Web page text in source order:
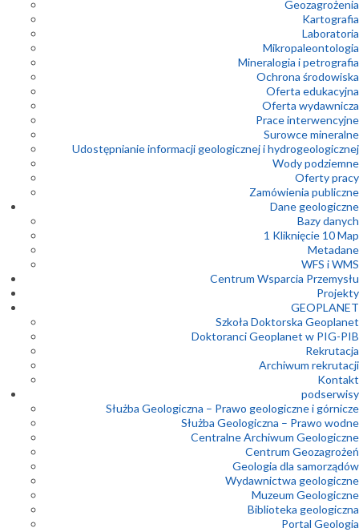
Geozagrożenia
Kartografia
Laboratoria
Mikropaleontologia
Mineralogia i petrografia
Ochrona środowiska
Oferta edukacyjna
Oferta wydawnicza
Prace interwencyjne
Surowce mineralne
Udostępnianie informacji geologicznej i hydrogeologicznej
Wody podziemne
Oferty pracy
Zamówienia publiczne
Dane geologiczne
Bazy danych
1 Kliknięcie 10 Map
Metadane
WFS i WMS
Centrum Wsparcia Przemysłu
Projekty
GEOPLANET
Szkoła Doktorska Geoplanet
Doktoranci Geoplanet w PIG-PIB
Rekrutacja
Archiwum rekrutacji
Kontakt
podserwisy
Służba Geologiczna – Prawo geologiczne i górnicze
Służba Geologiczna – Prawo wodne
Centralne Archiwum Geologiczne
Centrum Geozagrożeń
Geologia dla samorządów
Wydawnictwa geologiczne
Muzeum Geologiczne
Biblioteka geologiczna
Portal Geologia